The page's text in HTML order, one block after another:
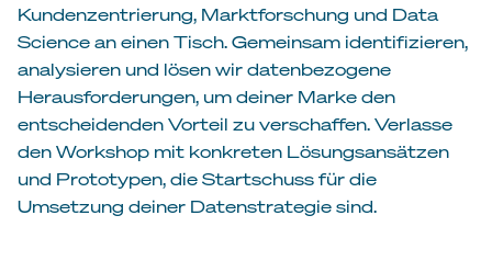
Kundenzentrierung, Marktforschung und Data
Science an einen Tisch. Gemeinsam identifizieren,
analysieren und lösen wir datenbezogene
Herausforderungen, um deiner Marke den
entscheidenden Vorteil zu verschaffen. Verlasse
den Workshop mit konkreten Lösungsansätzen
und Prototypen, die Startschuss für die
Umsetzung deiner Datenstrategie sind.